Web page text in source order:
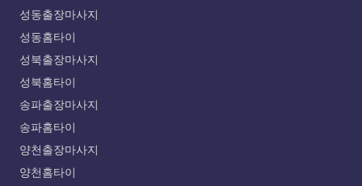
성동출장마사지
성동홈타이
성북출장마사지
성북홈타이
송파출장마사지
송파홈타이
양천출장마사지
양천홈타이